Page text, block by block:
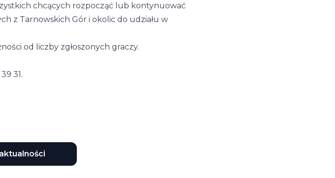
chcących rozpocząć lub kontynuować
z Tarnowskich Gór i okolic do udziału w
od liczby zgłoszonych graczy.
31.